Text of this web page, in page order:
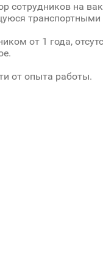
сотрудников на
транспортными
от 1 года,
от опыта работы.